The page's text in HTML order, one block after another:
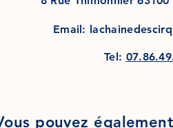
Email:
Tel:
pouvez